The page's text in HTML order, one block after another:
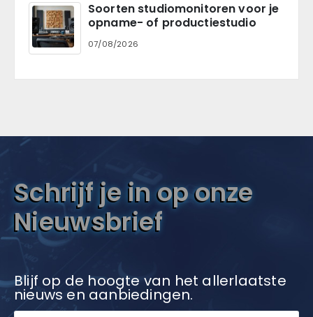
Soorten studiomonitoren voor je
opname- of productiestudio
07/08/2026
Schrijf je in op onze
Nieuwsbrief
Blijf op de hoogte van het allerlaatste
nieuws en aanbiedingen.